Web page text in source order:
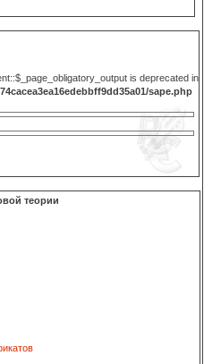
is deprecated in
sape.php
теории